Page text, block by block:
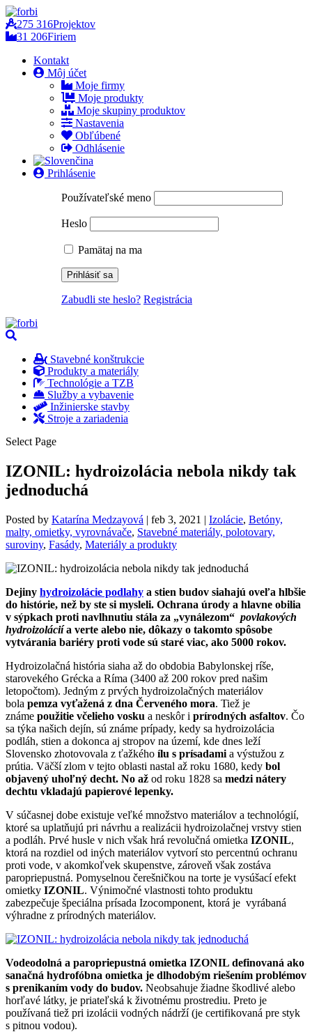
275 316Projektov
31 206Firiem
Kontakt
Môj účet
Moje firmy
Moje produkty
Moje skupiny produktov
Nastavenia
Obľúbené
Odhlásenie
Prihlásenie
Používateľské meno
Heslo
Pamätaj na ma
Zabudli ste heslo? Registrácia
Stavebné konštrukcie
Produkty a materiály
Technológie a TZB
Služby a vybavenie
Inžinierske stavby
Stroje a zariadenia
Select Page
IZONIL: hydroizolácia nebola nikdy tak
jednoduchá
Posted by Katarína Medzayová | feb 3, 2021 | Izolácie, Betóny,
malty, omietky, vyrovnávače, Stavebné materiály, polotovary,
suroviny, Fasády, Materiály a produkty
Dejiny hydroizolácie podlahy a stien budov siahajú oveľa hlbšie
do histórie, než by ste si mysleli. Ochrana úrody a hlavne obilia
v sýpkach proti navlhnutiu stála za „vynálezom“ povlakových
hydroizolácií a verte alebo nie, dôkazy o takomto spôsobe
vytvárania bariéry proti vode sú staré viac, ako 5000 rokov.
Hydroizolačná história siaha až do obdobia Babylonskej ríše,
starovekého Grécka a Ríma (3400 až 200 rokov pred našim
letopočtom). Jedným z prvých hydroizolačných materiálov
bola pemza vyťažená z dna Červeného mora. Tiež je
známe použitie včelieho vosku a neskôr i prírodných asfaltov. Čo
sa týka našich dejín, sú známe prípady, kedy sa hydroizolácia
podláh, stien a dokonca aj stropov na území, kde dnes leží
Slovensko zhotovovala z ťažkého ílu s prísadami a výstužou z
prútia. Väčší zlom v tejto oblasti nastal až roku 1680, kedy bol
objavený uhoľný decht. No až od roku 1828 sa medzi nátery
dechtu vkladajú papierové lepenky.
V súčasnej dobe existuje veľké množstvo materiálov a technológií,
ktoré sa uplatňujú pri návrhu a realizácii hydroizolačnej vrstvy stien
a podláh. Prvé husle v nich však hrá revolučná omietka IZONIL,
ktorá na rozdiel od iných materiálov vytvorí sto percentnú ochranu
proti vode, v akomkoľvek skupenstve, zároveň však zostáva
paropriepustná. Pomyselnou čerešničkou na torte je vysúšací efekt
omietky IZONIL. Výnimočné vlastnosti tohto produktu
zabezpečuje špeciálna prísada Izocomponent, ktorá je vyrábaná
výhradne z prírodných materiálov.
Vodeodolná a paropriepustná omietka IZONIL definovaná ako
sanačná hydrofóbna omietka je dlhodobým riešením problémov
s prenikaním vody do budov. Neobsahuje žiadne škodlivé alebo
horľavé látky, je priateľská k životnému prostrediu. Preto je
používaná tiež pri izolácii vodných nádrží (je certifikovaná pre styk
s pitnou vodou).